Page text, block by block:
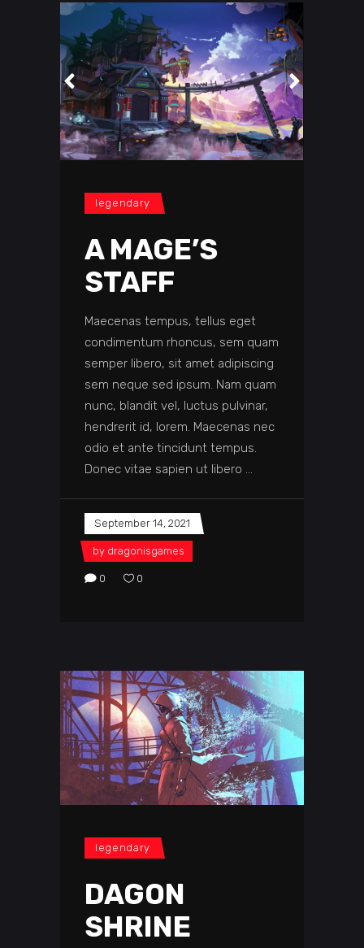
legendary
A MAGE’S
STAFF
Maecenas tempus, tellus eget
condimentum rhoncus, sem quam
semper libero, sit amet adipiscing
sem neque sed ipsum. Nam quam
nunc, blandit vel, luctus pulvinar,
hendrerit id, lorem. Maecenas nec
odio et ante tincidunt tempus.
Donec vitae sapien ut libero
September 14, 2021
by dragonisgames
0 0
legendary
DAGON
SHRINE